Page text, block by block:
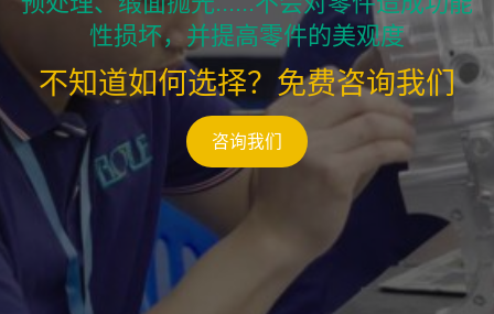
性损坏，并提高零件的美观度
不知道如何选择？免费咨询我们
咨询我们